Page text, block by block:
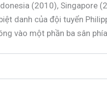
(2010), Singapore
danh của đội tuyển
vào một phần ba sân